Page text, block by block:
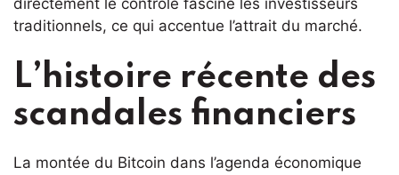
traditionnels, ce qui accentue l’attrait du marché.
L’histoire récente des
scandales financiers
La montée du Bitcoin dans l’agenda économique